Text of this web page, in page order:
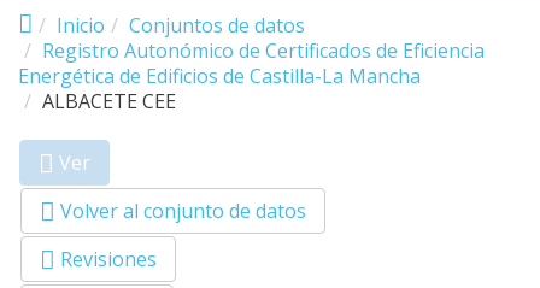
Inicio
Conjuntos de datos
Registro Autonómico de Certificados de Eficiencia
Energética de Edificios de Castilla-La Mancha
ALBACETE CEE
Primary tabs
Ver
activa)
Volver al conjunto de datos
Revisiones